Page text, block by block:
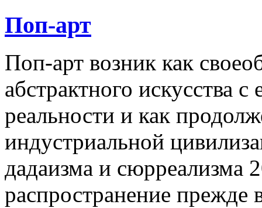
Поп-арт
Поп-арт возник как
абстрактного искусства
реальности и как
индустриальной
дадаизма и сюрреализма
распространение